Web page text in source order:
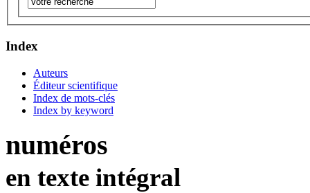
Index
Auteurs
Éditeur scientifique
Index de mots-clés
Index by keyword
numéros
en texte intégral